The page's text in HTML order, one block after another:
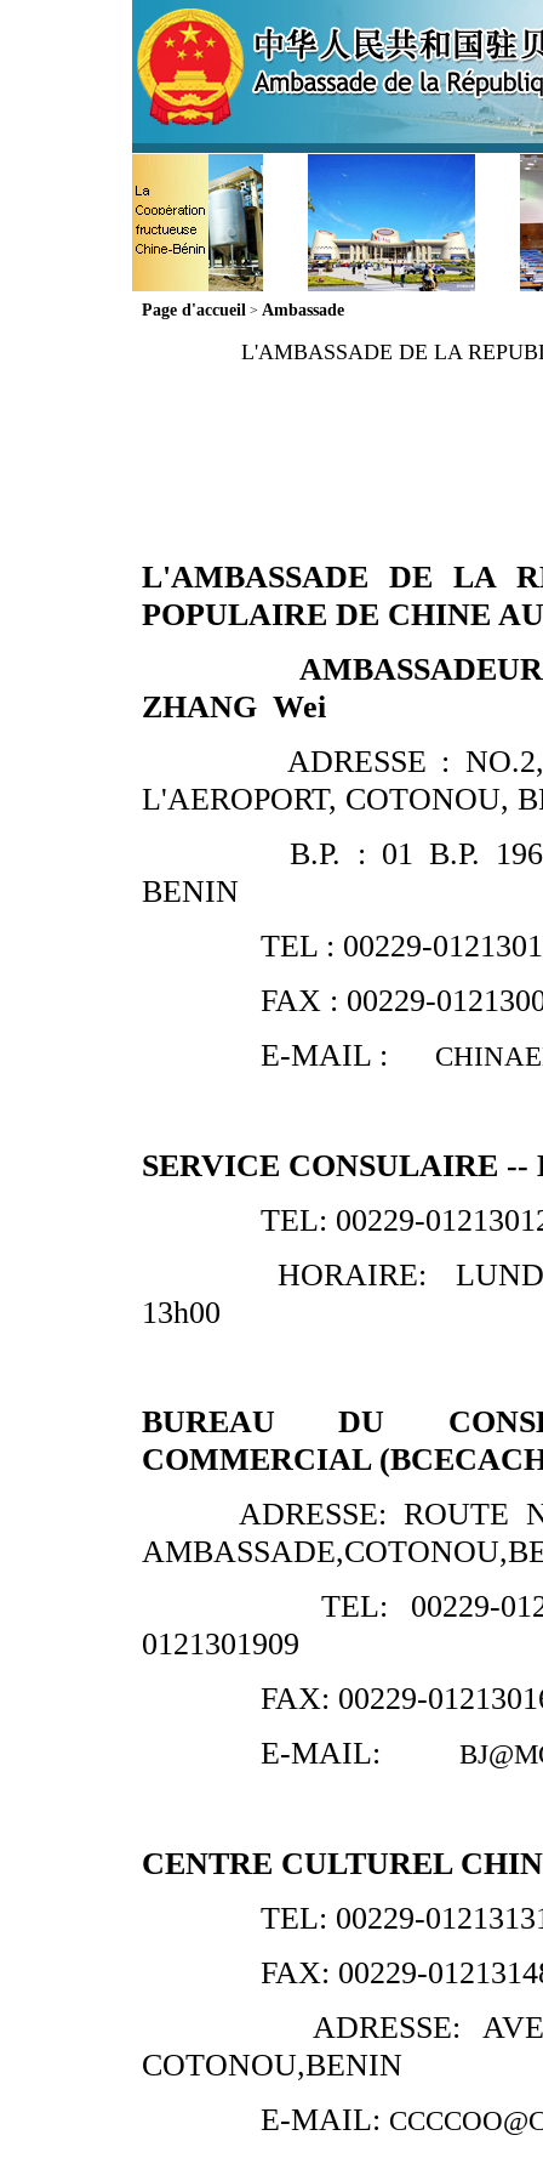
Page d'accueil> Ambassade
L'AMBASSADE DE LA
L'AMBASSADE DE LA
POPULAIRE DE CHINE
AMBASSADEUR:
ZHANG Wei
ADRESSE : NO.2,
L'AEROPORT, COTONOU,
B.P. : 01 B.P. 196
BENIN
TEL : 00229-
FAX : 00229-
E-MAIL :
SERVICE CONSULAIRE --
TEL: 00229-
HORAIRE:
13h00
BUREAU DU
COMMERCIAL
ADRESSE: ROUTE
TEL: 00229-
0121301909
FAX: 00229-
E-MAIL:
CENTRE CULTUREL
TEL: 00229-
FAX: 00229-
ADRESSE:
COTONOU,BENIN
E-MAIL: